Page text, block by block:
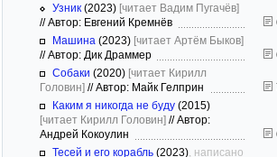
Узник (2023) [читает Вадим Пугачёв]
//Автор: Евгений Кремнёв
Машина (2023) [читает Артём Быков]
//Автор: Дик Драммер
Собаки (2020) [читает Кирилл
Головин] //Автор: Майк Гелприн
Каким я никогда не буду (2015)
[читает Кирилл Головин] //Автор:
Андрей Кокоулин
Тесей и его корабль (2023) , написано